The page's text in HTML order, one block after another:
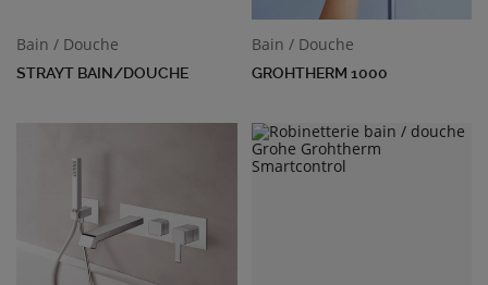
Bain / Douche
STRAYT BAIN/DOUCHE
Bain / Douche
GROHTHERM 1000